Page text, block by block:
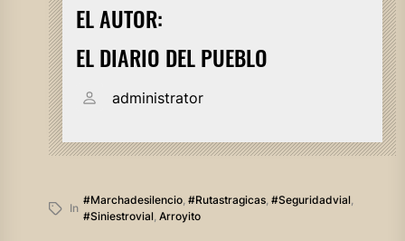
EL AUTOR:
EL DIARIO DEL PUEBLO
administrator
In
#marchadesilencio, #rutastragicas, #seguridadvial,
#siniestrovial, Arroyito